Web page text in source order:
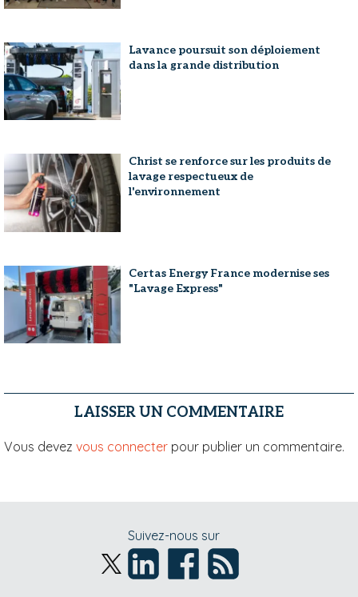
Lavance poursuit son déploiement
dans la grande distribution
Christ se renforce sur les produits de
lavage respectueux de
l'environnement
Certas Energy France modernise ses
"Lavage Express"
LAISSER UN COMMENTAIRE
Vous devez vous connecter pour publier un commentaire.
Suivez-nous sur